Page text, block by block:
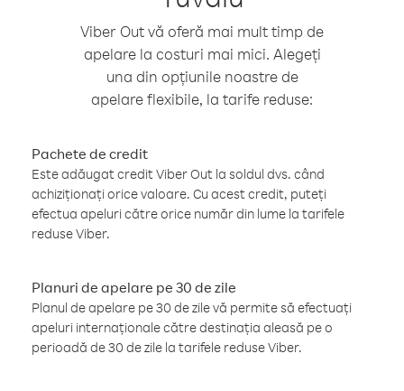
Viber Out vă oferă mai mult timp de
apelare la costuri mai mici. Alegeți
una din opțiunile noastre de
apelare flexibile, la tarife reduse:
Pachete de credit
Este adăugat credit Viber Out la soldul dvs. când
achiziționați orice valoare. Cu acest credit, puteți
efectua apeluri către orice număr din lume la tarifele
reduse Viber.
Planuri de apelare pe 30 de zile
Planul de apelare pe 30 de zile vă permite să efectuați
apeluri internaționale către destinația aleasă pe o
perioadă de 30 de zile la tarifele reduse Viber.